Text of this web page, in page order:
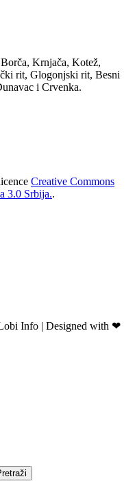
Krnjača, Kotež,
rit, Glogonjski rit, Besni
i Crvenka.
Creative Commons
3.0 Srbija..
Info | Designed with ❤